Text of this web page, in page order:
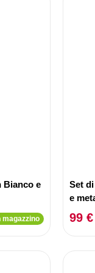
Bianco e
magazzino
Set
e
99 €